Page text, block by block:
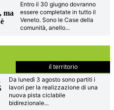
ma
Entro il 30 giugno dovranno
essere completate in tutto il
Veneto. Sono le Case della
comunità, anello...
il territorio
Da lunedì 3 agosto sono partiti i
lavori per la realizzazione di una
nuova pista ciclabile
bidirezionale...